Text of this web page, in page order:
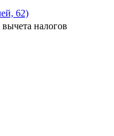
62)
вычета налогов